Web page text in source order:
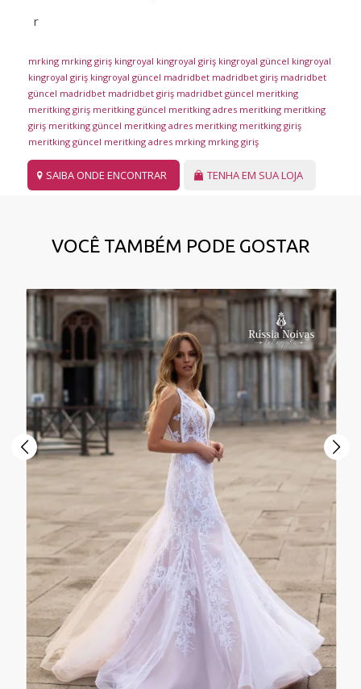
r
mrking mrking giriş kingroyal kingroyal giriş kingroyal güncel kingroyal
kingroyal giriş kingroyal güncel madridbet madridbet giriş madridbet
güncel madridbet madridbet giriş madridbet güncel meritking
meritking giriş meritking güncel meritking adres meritking meritking
giriş meritking güncel meritking adres meritking meritking giriş
meritking güncel meritking adres mrking mrking giriş
SAIBA ONDE ENCONTRAR TENHA EM SUA LOJA
VOCÊ TAMBÉM PODE GOSTAR